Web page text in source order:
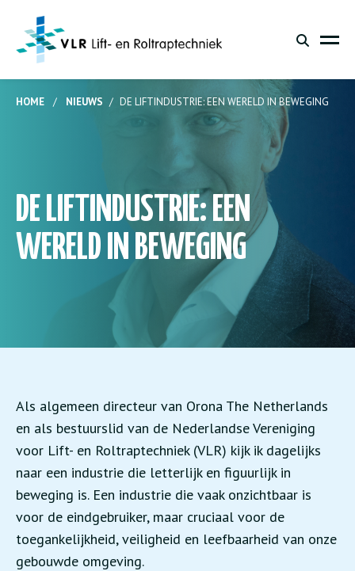
HOME / NIEUWS / DE LIFTINDUSTRIE: EEN WERELD IN BEWEGING
DE LIFTINDUSTRIE: EEN
WERELD IN BEWEGING
Als algemeen directeur van Orona The Netherlands
en als bestuurslid van de Nederlandse Vereniging
voor Lift- en Roltraptechniek (VLR) kijk ik dagelijks
naar een industrie die letterlijk en figuurlijk in
beweging is. Een industrie die vaak onzichtbaar is
voor de eindgebruiker, maar cruciaal voor de
toegankelijkheid, veiligheid en leefbaarheid van onze
gebouwde omgeving.